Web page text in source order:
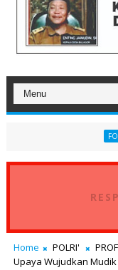
Home POLRI'
Upaya Wujudkan